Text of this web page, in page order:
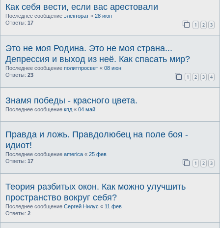
Как себя вести, если вас арестовали
Последнее сообщение электорат « 28 июн
Ответы: 17 1 2 3
Это не моя Родина. Это не моя страна...
Депрессия и выход из неё. Как спасать мир?
Последнее сообщение политпросвет « 08 июн
Ответы: 23 1 2 3 4
Знамя победы - красного цвета.
Последнее сообщение кпд « 04 май
Правда и ложь. Правдолюбец на поле боя -
идиот!
Последнее сообщение america « 25 фев
Ответы: 17 1 2 3
Теория разбитых окон. Как можно улучшить
пространство вокруг себя?
Последнее сообщение Сергей Нилус « 11 фев
Ответы: 2